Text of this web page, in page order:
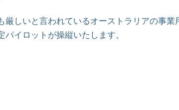
しいと言われているオーストラリアの事
イロットが操縦いたします。